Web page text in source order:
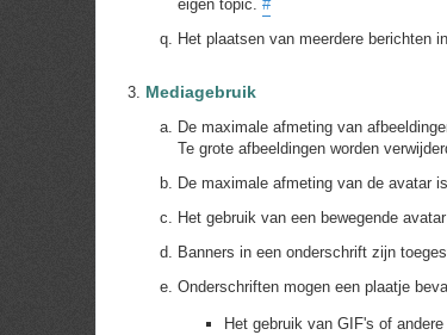
eigen topic. #
Het plaatsen van meerdere berichten
Mediagebruik
De maximale afmeting van
Te grote afbeeldingen worden
De maximale afmeting van de avatar
Het gebruik van een bewegende
Banners in een onderschrift zijn
Onderschriften mogen een plaatje
Het gebruik van GIF's of